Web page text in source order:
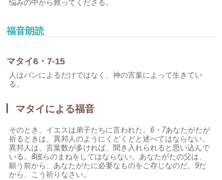
悩みの中から救ってくださる。
福音朗読
マタイ6・7-15
人はパンによるだけではなく、神の言葉によって生きてい
る。
マタイによる福音
そのとき、イエスは弟子たちに言われた。 6・7あなたがたが
祈るときは、異邦人のようにくどくどと述べてはならない。
異邦人は、言葉数が多ければ、聞き入れられると思い込んで
いる。8彼らのまねをしてはならない。あなたがたの父は、
願う前から、あなたがたに必要なものをご存じなのだ。9だ
から、こう祈りなさい。